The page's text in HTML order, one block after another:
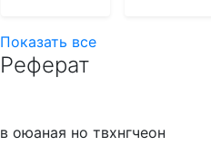
Показать все
Реферат
в оюаная но твхнгчеон